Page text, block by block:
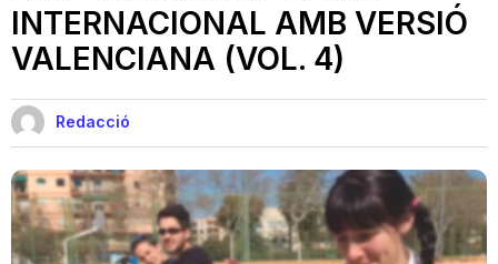
Discos
Videoclips
Festivals
Teatre
INTERNACIONAL AMB VERSIÓ
VALENCIANA (VOL. 4)
Redacció